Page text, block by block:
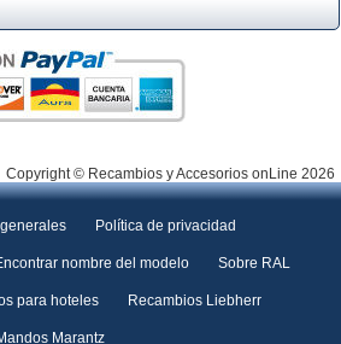
Copyright © Recambios y Accesorios onLine 2026
Política de privacidad
nombre del modelo Sobre RAL
para hoteles Recambios Liebherr
Marantz